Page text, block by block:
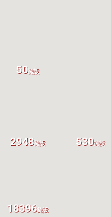
50施設
18396施設
2948施設 530施設